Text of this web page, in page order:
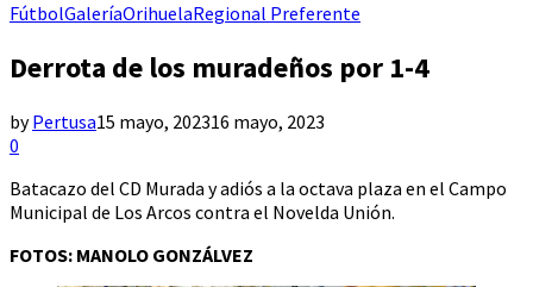
FútbolGaleríaOrihuelaRegional Preferente
Derrota de los muradeños por 1-4
byPertusa15 mayo, 202316 mayo, 2023
0
Batacazo del CD Murada y adiós a la octava plaza en el Campo
Municipal de Los Arcos contra el Novelda Unión.
FOTOS: MANOLO GONZÁLVEZ